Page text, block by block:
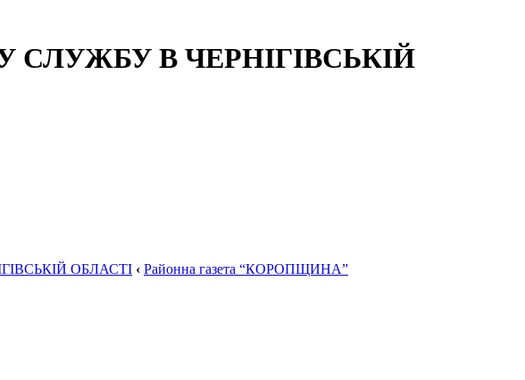
В ЧЕРНІГІВСЬКІЙ
ОБЛАСТІ ‹ Районна газета “КОРОПЩИНА”